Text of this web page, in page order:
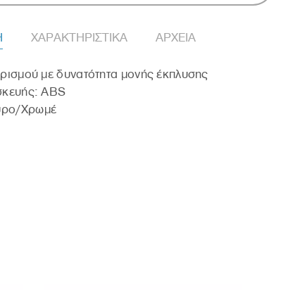
ΧΑΡΑΚΤΗΡΙΣΤΙΚΑ ΑΡΧΕΙΑ
με δυνατότητα μονής έκπλυσης
ABS
Χρωμέ